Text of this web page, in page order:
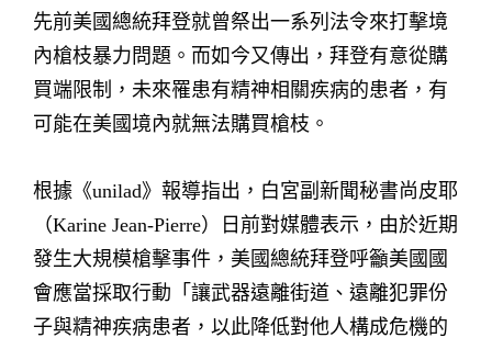
先前美國總統拜登就曾祭出一系列法令來打擊境
內槍枝暴力問題。而如今又傳出，拜登有意從購
買端限制，未來罹患有精神相關疾病的患者，有
可能在美國境內就無法購買槍枝。
根據《unilad》報導指出，白宮副新聞秘書尚皮耶
（Karine Jean-Pierre）日前對媒體表示，由於近期
發生大規模槍擊事件，美國總統拜登呼籲美國國
會應當採取行動「讓武器遠離街道、遠離犯罪份
子與精神疾病患者，以此降低對他人構成危機的